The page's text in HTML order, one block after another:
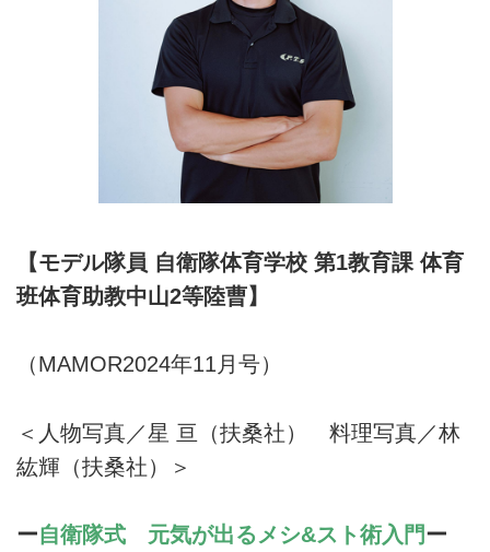
【モデル隊員 自衛隊体育学校 第1教育課 体育
班体育助教中山2等陸曹】
（MAMOR2024年11月号）
＜人物写真／星 亘（扶桑社） 料理写真／林
紘輝（扶桑社）＞
ー自衛隊式 元気が出るメシ&スト術入門ー